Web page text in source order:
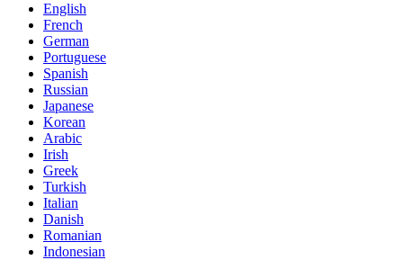
English
French
German
Portuguese
Spanish
Russian
Japanese
Korean
Arabic
Irish
Greek
Turkish
Italian
Danish
Romanian
Indonesian